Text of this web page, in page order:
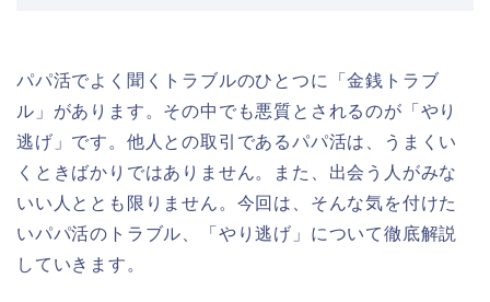
パパ活でよく聞くトラブルのひとつに「金銭トラブ
ル」があります。その中でも悪質とされるのが「やり
逃げ」です。他人との取引であるパパ活は、うまくい
くときばかりではありません。また、出会う人がみな
いい人ととも限りません。今回は、そんな気を付けた
いパパ活のトラブル、「やり逃げ」について徹底解説
していきます。